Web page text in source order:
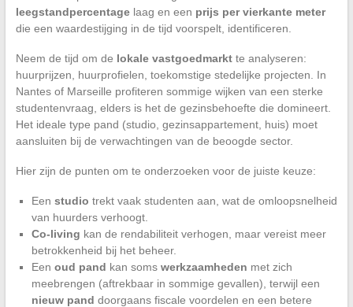
leegstandpercentagelaag en een prijs per vierkante meter
die een waardestijging in de tijd voorspelt, identificeren.
Neem de tijd om de lokale vastgoedmarktte analyseren:
huurprijzen, huurprofielen, toekomstige stedelijke projecten. In
Nantes of Marseille profiteren sommige wijken van een sterke
studentenvraag, elders is het de gezinsbehoefte die domineert.
Het ideale type pand (studio, gezinsappartement, huis) moet
aansluiten bij de verwachtingen van de beoogde sector.
Hier zijn de punten om te onderzoeken voor de juiste keuze:
Een studio trekt vaak studenten aan, wat de omloopsnelheid
van huurders verhoogt.
Co-living kan de rendabiliteit verhogen, maar vereist meer
betrokkenheid bij het beheer.
Een oud pand kan soms werkzaamheden met zich
meebrengen (aftrekbaar in sommige gevallen), terwijl een
nieuw pand doorgaans fiscale voordelen en een betere